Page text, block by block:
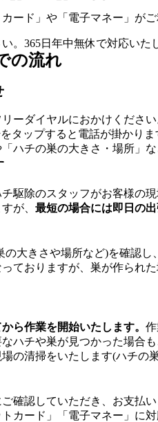
ード」や「電子マネー」が
の流れ
ーダイヤルにおかけください
タップすると電話が掛かりま
ハチの巣の大きさ・場所」
駆除のスタッフがお客様の現
が、 最短の場合には即日の
大きさや場所など)を確認し
ておりますが、巣が作られ
ら作業を開始いたします。
ハチや巣が見つかった場合
の清掃をいたします(ハチの
確認していただき、お支払い
カード」「電子マネー」に